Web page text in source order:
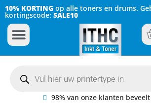
10% KORTING op alle toners en drums.
kortingscode: SALE10
98% van onze klanten